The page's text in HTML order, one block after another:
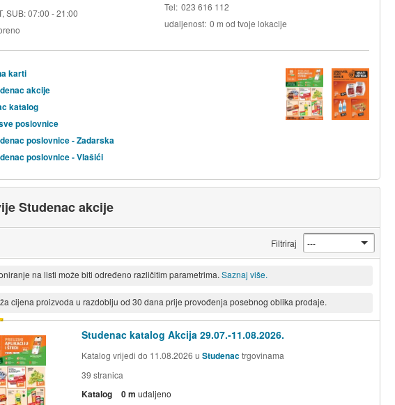
SUB: 07:00 - 21:00
Tel 023 616 112
udaljenost 0 m od tvoje lokacije
karti
akcije
katalog
poslovnice
poslovnice - Zadarska
poslovnice - Vlašići
Studenac akcije
Filtriraj
na listi može biti određeno različitim parametrima. Saznaj više.
cijena proizvoda u razdoblju od 30 dana prije provođenja posebnog oblika prodaje.
Studenac katalog Akcija 29.07.-11.08.2026.
Katalog vrijedi do 11.08.2026 u Studenactrgovinama
39 stranica
Katalog 0 m udaljeno